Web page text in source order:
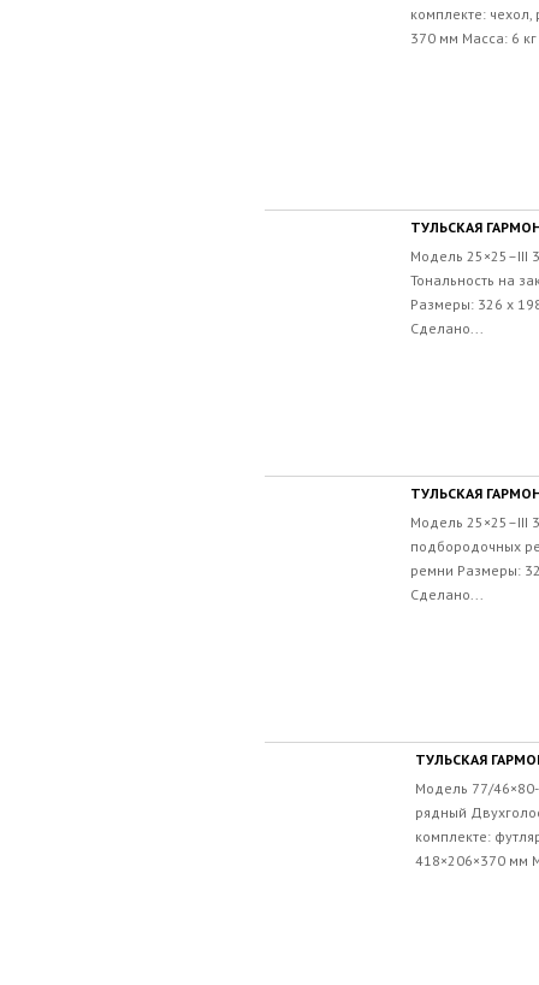
комплекте:
370 мм Масса: 6
ТУЛЬСКАЯ
Модель 25×25–III
Тональность на
Размеры: 326 х
Сделано...
ТУЛЬСКАЯ
Модель 25×25–III
подбородочных
ремни Размеры:
Сделано...
ТУЛЬСКАЯ
Модель 77/
рядный
комплекте:
418×206×370 мм